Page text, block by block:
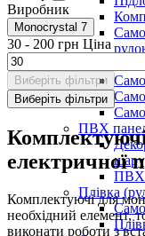
ПВХ
ПВХ
Плівка
Виробник
Monocrystal 7
30 - 200 грн Ціна
Виберіть фільтри
Виберіть фільтри
електричної
Комплектуючі для
необхідний елемент,
виконати роботи з